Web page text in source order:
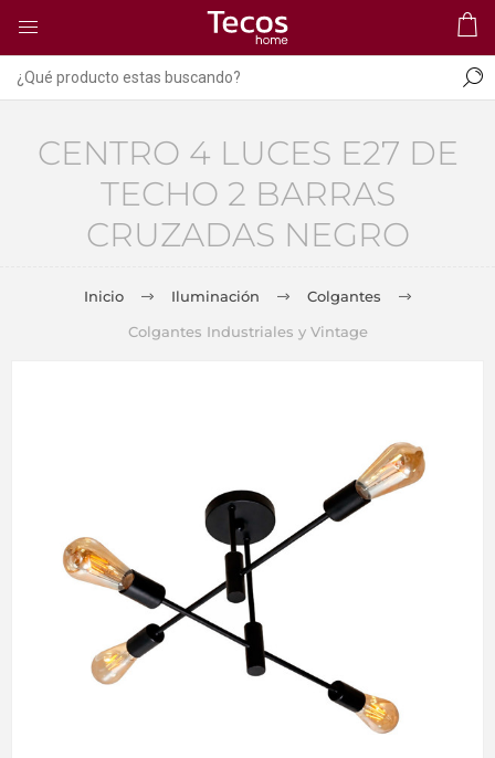
CENTRO 4 LUCES E27 DE
TECHO 2 BARRAS
CRUZADAS NEGRO
Inicio Iluminación
Colgantes
Colgantes Industriales y Vintage